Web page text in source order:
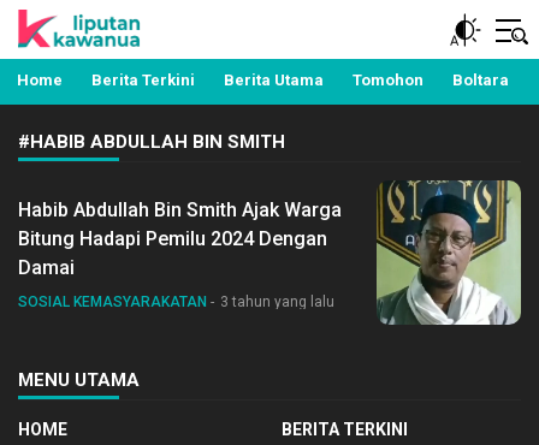
Liputan Kawanua
Berita Manado, Sulawesi Utara, Kawanua, Politik,
Pemerintahan, Hukum Kriminal dan Nasional
Home Berita Terkini Berita Utama Tomohon Boltara
#HABIB ABDULLAH BIN SMITH
Habib Abdullah Bin Smith Ajak Warga
Bitung Hadapi Pemilu 2024 Dengan
Damai
SOSIAL KEMASYARAKATAN 3 tahun yang lalu
MENU UTAMA
HOME
BERITA TERKINI